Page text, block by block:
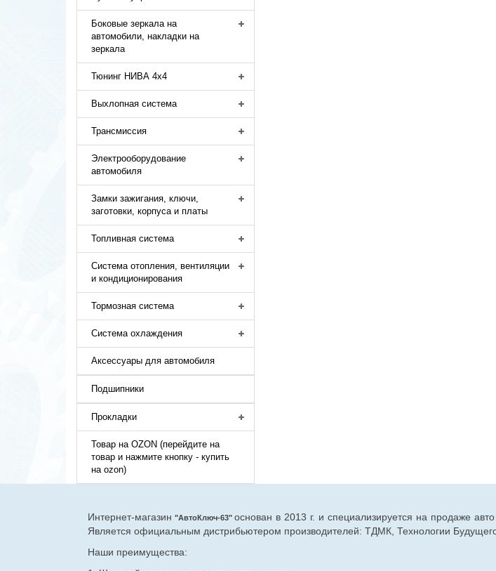
Боковые зеркала на
автомобили, накладки на
зеркала
Тюнинг НИВА 4х4
Выхлопная система
Трансмиссия
Электрооборудование
автомобиля
Замки зажигания, ключи,
заготовки, корпуса и платы
Топливная система
Система отопления, вентиляции
и кондиционирования
Тормозная система
Система охлаждения
Аксессуары для автомобиля
Подшипники
Прокладки
Товар на OZON (перейдите на
товар и нажмите кнопку - купить
на ozon)
Интернет-магазин "АвтоКлюч-63"основан в 2013 г. и специализируется на продаже
Является официальным дистрибьютером производителей: ТДМК, Технологии
Наши преимущества: